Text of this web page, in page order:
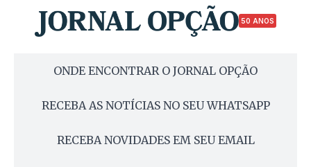
50 ANOS
ONDE ENCONTRAR O JORNAL OPÇÃO
RECEBA AS NOTÍCIAS NO SEU WHATSAPP
RECEBA NOVIDADES EM SEU EMAIL